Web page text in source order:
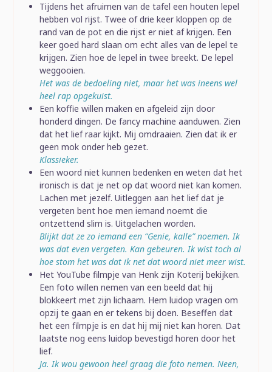
Tijdens het afruimen van de tafel een houten lepel
hebben vol rijst. Twee of drie keer kloppen op de
rand van de pot en die rijst er niet af krijgen. Een
keer goed hard slaan om echt alles van de lepel te
krijgen. Zien hoe de lepel in twee breekt. De lepel
weggooien.
Het was de bedoeling niet, maar het was ineens wel
heel rap opgekuist.
Een koffie willen maken en afgeleid zijn door
honderd dingen. De fancy machine aanduwen. Zien
dat het lief raar kijkt. Mij omdraaien. Zien dat ik er
geen mok onder heb gezet.
Klassieker.
Een woord niet kunnen bedenken en weten dat het
ironisch is dat je net op dat woord niet kan komen.
Lachen met jezelf. Uitleggen aan het lief dat je
vergeten bent hoe men iemand noemt die
ontzettend slim is. Uitgelachen worden.
Blijkt dat ze zo iemand een “Genie, kalle” noemen. Ik
was dat even vergeten. Kan gebeuren. Ik wist toch al
hoe stom het was dat ik net dat woord niet meer wist.
Het YouTube filmpje van Henk zijn Koterij bekijken.
Een foto willen nemen van een beeld dat hij
blokkeert met zijn lichaam. Hem luidop vragen om
opzij te gaan en er tekens bij doen. Beseffen dat
het een filmpje is en dat hij mij niet kan horen. Dat
laatste nog eens luidop bevestigd horen door het
lief.
Ja. Ik wou gewoon heel graag die foto nemen. Neen,